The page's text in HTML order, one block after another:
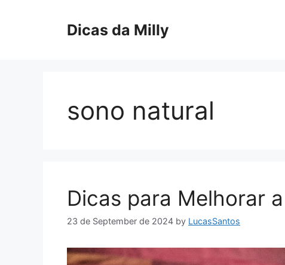
Dicas da Milly
sono natural
Dicas para Melhorar
23 de September de 2024 by LucasSantos